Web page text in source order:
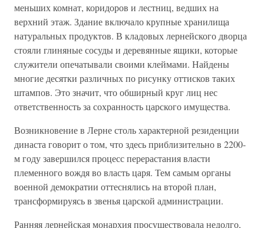
меньших комнат, коридоров и лестниц, ведших на
верхний этаж. Здание включало крупные хранилища
натуральных продуктов. В кладовых лернейского дворца
стояли глиняные сосуды и деревянные ящики, которые
служители опечатывали своими клеймами. Найдены
многие десятки различных по рисунку оттисков таких
штампов. Это значит, что обширный круг лиц нес
ответственность за сохранность царского имущества.
Возникновение в Лерне столь характерной резиденции
династа говорит о том, что здесь приблизительно в 2200-
м году завершился процесс перерастания власти
племенного вождя во власть царя. Тем самым органы
военной демократии оттеснялись на второй план,
трансформируясь в звенья царской администрации.
Ранняя лернейская монархия просуществовала недолго,